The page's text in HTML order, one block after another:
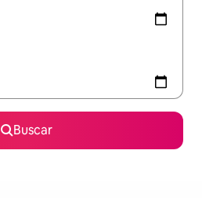
Buscar